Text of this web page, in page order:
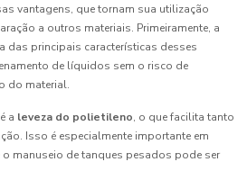
vantagens, que tornam sua utilização
a outros materiais. Primeiramente, a
das principais características desses
de líquidos sem o risco de
do material.
a leveza do polietileno, o que facilita tanto
Isso é especialmente importante em
manuseio de tanques pesados pode ser